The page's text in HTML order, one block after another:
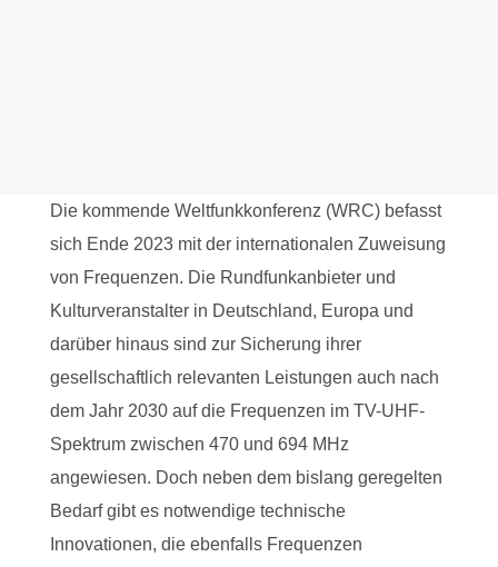
Die kommende Weltfunkkonferenz (WRC) befasst
sich Ende 2023 mit der internationalen Zuweisung
von Frequenzen. Die Rundfunkanbieter und
Kulturveranstalter in Deutschland, Europa und
darüber hinaus sind zur Sicherung ihrer
gesellschaftlich relevanten Leistungen auch nach
dem Jahr 2030 auf die Frequenzen im TV-UHF-
Spektrum zwischen 470 und 694 MHz
angewiesen. Doch neben dem bislang geregelten
Bedarf gibt es notwendige technische
Innovationen, die ebenfalls Frequenzen